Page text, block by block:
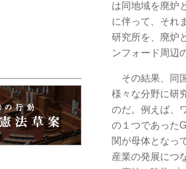
は同地域を廃炉
に伴って、それ
研究所を、廃炉
ンフォード周辺
その結果、同
様々な分野に研
のだ。例えば、
の１つであった
関が母体となっ
産業の発展につ